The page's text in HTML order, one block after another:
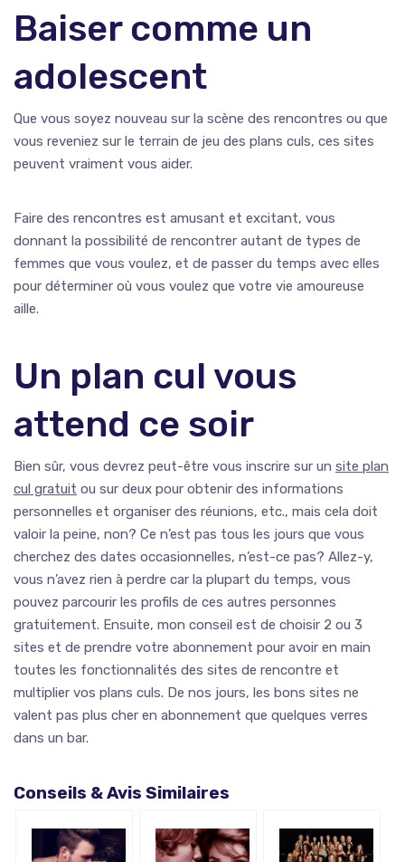
Baiser comme un
adolescent
Que vous soyez nouveau sur la scène des rencontres ou que
vous reveniez sur le terrain de jeu des plans culs, ces sites
peuvent vraiment vous aider.
Faire des rencontres est amusant et excitant, vous
donnant la possibilité de rencontrer autant de types de
femmes que vous voulez, et de passer du temps avec elles
pour déterminer où vous voulez que votre vie amoureuse
aille.
Un plan cul vous
attend ce soir
Bien sûr, vous devrez peut-être vous inscrire sur un site plan
cul gratuit ou sur deux pour obtenir des informations
personnelles et organiser des réunions, etc., mais cela doit
valoir la peine, non? Ce n’est pas tous les jours que vous
cherchez des dates occasionnelles, n’est-ce pas? Allez-y,
vous n’avez rien à perdre car la plupart du temps, vous
pouvez parcourir les profils de ces autres personnes
gratuitement. Ensuite, mon conseil est de choisir 2 ou 3
sites et de prendre votre abonnement pour avoir en main
toutes les fonctionnalités des sites de rencontre et
multiplier vos plans culs. De nos jours, les bons sites ne
valent pas plus cher en abonnement que quelques verres
dans un bar.
Conseils & Avis Similaires